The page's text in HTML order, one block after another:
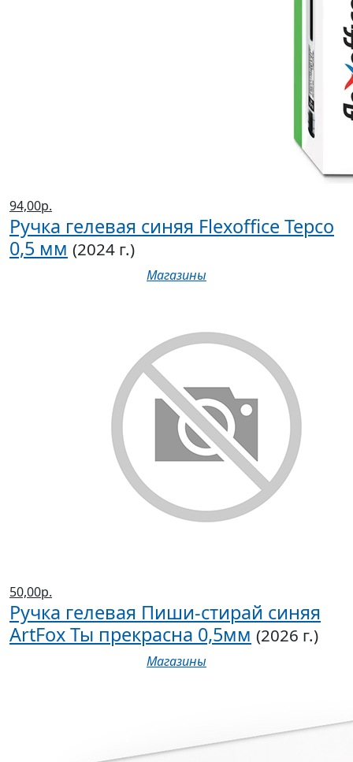
94,00р.
Ручка гелевая синяя Flexoffice Tepco
0,5 мм (2024 г.)
Магазины
50,00р.
Ручка гелевая Пиши-стирай синяя
ArtFox Ты прекрасна 0,5мм (2026 г.)
Магазины